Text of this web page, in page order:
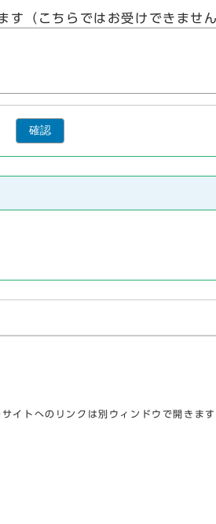
す（こちらではお受けできませ
確認
サイトへのリンクは別ウィンドウで開きます